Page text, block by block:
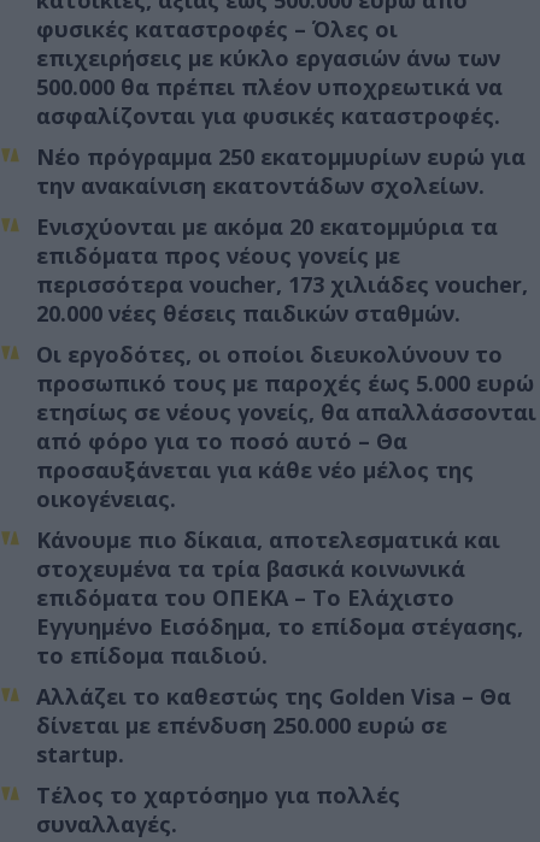
φυσικές καταστροφές – Όλες οι
επιχειρήσεις με κύκλο εργασιών άνω των
500.000 θα πρέπει πλέον υποχρεωτικά να
ασφαλίζονται για φυσικές καταστροφές.
Νέο πρόγραμμα 250 εκατομμυρίων ευρώ για
την ανακαίνιση εκατοντάδων σχολείων.
Ενισχύονται με ακόμα 20 εκατομμύρια τα
επιδόματα προς νέους γονείς με
περισσότερα voucher, 173 χιλιάδες voucher,
20.000 νέες θέσεις παιδικών σταθμών.
Οι εργοδότες, οι οποίοι διευκολύνουν το
προσωπικό τους με παροχές έως 5.000 ευρώ
ετησίως σε νέους γονείς, θα απαλλάσσονται
από φόρο για το ποσό αυτό – Θα
προσαυξάνεται για κάθε νέο μέλος της
οικογένειας.
Κάνουμε πιο δίκαια, αποτελεσματικά και
στοχευμένα τα τρία βασικά κοινωνικά
επιδόματα του ΟΠΕΚΑ – Το Ελάχιστο
Εγγυημένο Εισόδημα, το επίδομα στέγασης,
το επίδομα παιδιού.
Αλλάζει το καθεστώς της Golden Visa – Θα
δίνεται με επένδυση 250.000 ευρώ σε
startup.
Τέλος το χαρτόσημο για πολλές
συναλλαγές.